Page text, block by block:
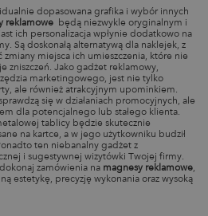
dopasowana grafika i wybór innych
reklamowe ​ będą niezwykle oryginalnym i
ich personalizacja wpłynie dodatkowo na
Są doskonałą alternatywą dla naklejek, z
zmiany miejsca ich umieszczenia, które nie
zniszczeń. Jako gadżet reklamowy,
marketingowego, jest nie tylko
ale również atrakcyjnym upominkiem.
się w działaniach promocyjnych, ale
dla potencjalnego lub stałego klienta.
tablicy będzie skutecznie
na kartce, a w jego użytkowniku budził
ten niebanalny gadżet z
i sugestywnej wizytówki Twojej firmy.
zamówienia na magnesy reklamowe
estetykę, precyzję wykonania oraz wysoką